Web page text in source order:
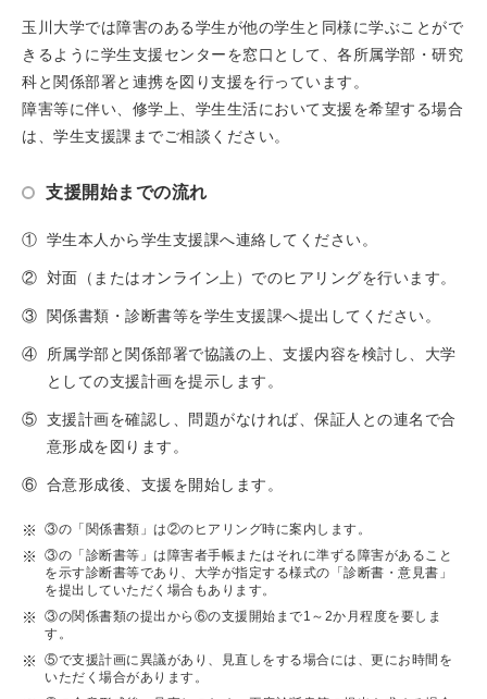
玉川大学では障害のある学生が他の学生と同様に学ぶことがで
きるように学生支援センターを窓口として、各所属学部・研究
科と関係部署と連携を図り支援を行っています。
障害等に伴い、修学上、学生生活において支援を希望する場合
は、学生支援課までご相談ください。
支援開始までの流れ
① 学生本人から学生支援課へ連絡してください。
② 対面（またはオンライン上）でのヒアリングを行います。
③ 関係書類・診断書等を学生支援課へ提出してください。
④
所属学部と関係部署で協議の上、支援内容を検討し、大学
としての支援計画を提示します。
⑤ 支援計画を確認し、問題がなければ、保証人との連名で合
意形成を図ります。
⑥ 合意形成後、支援を開始します。
③の「関係書類」は②のヒアリング時に案内します。
③の「診断書等」は障害者手帳またはそれに準ずる障害があること
を示す診断書等であり、大学が指定する様式の「診断書・意見書」
を提出していただく場合もあります。
③の関係書類の提出から⑥の支援開始まで1～2か月程度を要しま
す。
⑤で支援計画に異議があり、見直しをする場合には、更にお時間を
いただく場合があります。